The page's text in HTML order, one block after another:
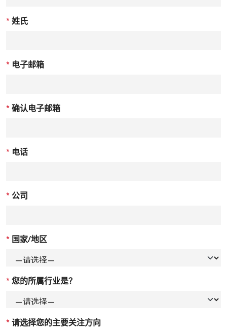
* 姓氏
* 电子邮箱
* 确认电子邮箱
* 电话
* 公司
* 国家/地区
* 您的所属行业是？
* 请选择您的主要关注方向